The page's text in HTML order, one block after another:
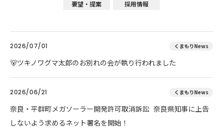
要望・提案
採用情報
2026/07/01 くまもりNews
🐻ツキノワグマ太郎のお別れの会が執り行われました
2026/06/21 くまもりNews
奈良・平群町メガソーラー開発許可取消訴訟 奈良県知事に上告
しないよう求めるネット署名を開始！